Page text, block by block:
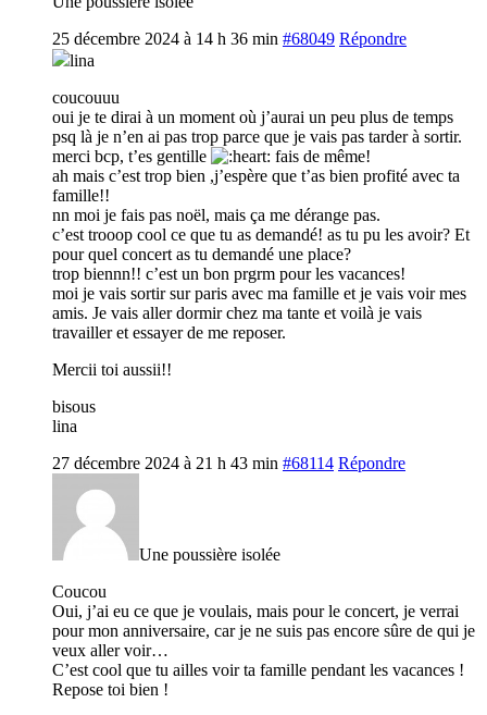
25 décembre 2024 à 14 h 36 min #68049 Répondre
lina
coucouuu
oui je te dirai à un moment où j’aurai un peu plus de temps
psq là je n’en ai pas trop parce que je vais pas tarder à sortir.
merci bcp, t’es gentille
fais de même!
ah mais c’est trop bien ,j’espère que t’as bien profité avec ta
famille!!
nn moi je fais pas noël, mais ça me dérange pas.
c’est trooop cool ce que tu as demandé! as tu pu les avoir? Et
pour quel concert as tu demandé une place?
trop biennn!! c’est un bon prgrm pour les vacances!
moi je vais sortir sur paris avec ma famille et je vais voir mes
amis. Je vais aller dormir chez ma tante et voilà je vais
travailler et essayer de me reposer.
Mercii toi aussii!!
bisous
lina
27 décembre 2024 à 21 h 43 min #68114 Répondre
Une poussière isolée
Coucou
Oui, j’ai eu ce que je voulais, mais pour le concert, je verrai
pour mon anniversaire, car je ne suis pas encore sûre de qui je
veux aller voir…
C’est cool que tu ailles voir ta famille pendant les vacances !
Repose toi bien !